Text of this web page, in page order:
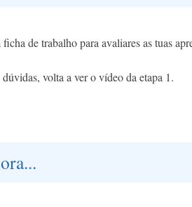
ficha de trabalho para avaliares as tuas
dúvidas, volta a ver o vídeo da etapa 1.